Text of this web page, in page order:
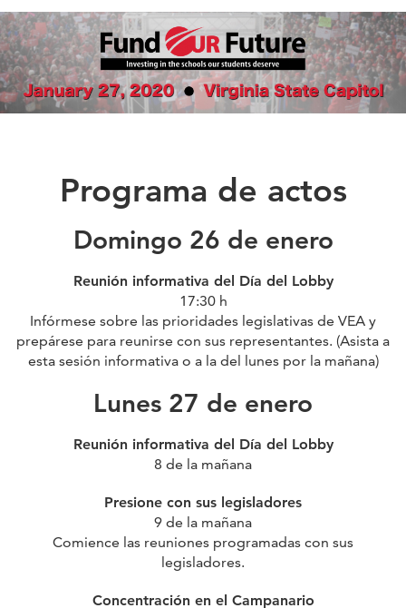
Programa de actos
Domingo 26 de enero
Reunión informativa del Día del Lobby
17:30 h
Infórmese sobre las prioridades legislativas de VEA y
prepárese para reunirse con sus representantes. (Asista a
esta sesión informativa o a la del lunes por la mañana)
Lunes 27 de enero
Reunión informativa del Día del Lobby
8 de la mañana
Presione con sus legisladores
9 de la mañana
Comience las reuniones programadas con sus
legisladores.
Concentración en el Campanario